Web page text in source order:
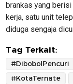
brankas yang
kerja, satu unit
diduga sengaja
Tag Terkait:
#DibobolPencuri
#KotaTernate